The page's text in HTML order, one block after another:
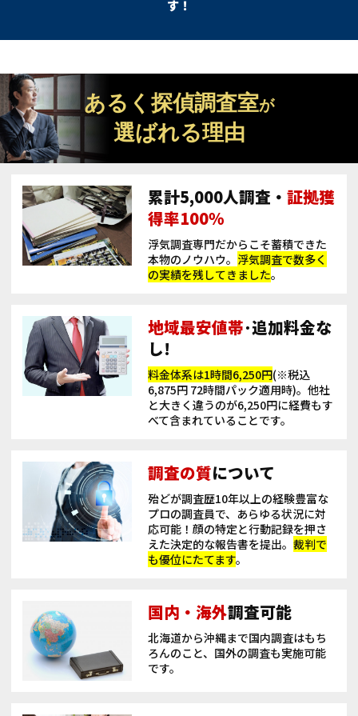
す！
あるく探偵調査室が
選ばれる理由
累計5,000人調査・ 証拠獲
得率100％
浮気調査専門だからこそ蓄積できた
本物のノウハウ。 浮気調査で数多く
の実績を残してきました。
地域最安値帯･追加料金な
し!
料金体系は1時間6,250円(※税込
6,875円 72時間パック適用時)。他社
と大きく違うのが6,250円に経費もす
べて含まれていることです。
調査の質について
殆どが調査歴10年以上の経験豊富な
プロの調査員で、あらゆる状況に対
応可能！顔の特定と行動記録を押さ
えた決定的な報告書を提出。 裁判で
も優位にたてます。
国内・海外調査可能
北海道から沖縄まで国内調査はもち
ろんのこと、国外の調査も実施可能
です。